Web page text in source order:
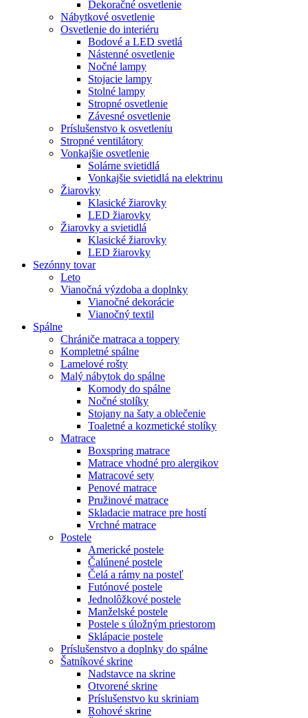
Dekoračné osvetlenie
Nábytkové osvetlenie
Osvetlenie do interiéru
Bodové a LED svetlá
Nástenné osvetlenie
Nočné lampy
Stojacie lampy
Stolné lampy
Stropné osvetlenie
Závesné osvetlenie
Príslušenstvo k osvetleniu
Stropné ventilátory
Vonkajšie osvetlenie
Solárne svietidlá
Vonkajšie svietidlá na elektrinu
Žiarovky
Klasické žiarovky
LED žiarovky
Žiarovky a svietidlá
Klasické žiarovky
LED žiarovky
Sezónny tovar
Leto
Vianočná výzdoba a doplnky
Vianočné dekorácie
Vianočný textil
Spálne
Chrániče matraca a toppery
Kompletné spálne
Lamelové rošty
Malý nábytok do spálne
Komody do spálne
Nočné stolíky
Stojany na šaty a oblečenie
Toaletné a kozmetické stolíky
Matrace
Boxspring matrace
Matrace vhodné pro alergikov
Matracové sety
Penové matrace
Pružinové matrace
Skladacie matrace pre hostí
Vrchné matrace
Postele
Americké postele
Čalúnené postele
Čelá a rámy na posteľ
Futónové postele
Jednolôžkové postele
Manželské postele
Postele s úložným priestorom
Sklápacie postele
Príslušenstvo a doplnky do spálne
Šatníkové skrine
Nadstavce na skrine
Otvorené skrine
Príslušenstvo ku skriniam
Rohové skrine